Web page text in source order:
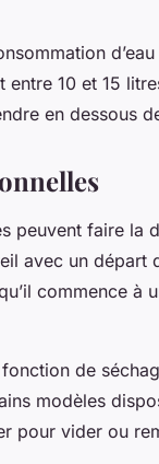
10 et 15
en dessous
peuvent faire la
avec un départ
commence à
de
modèles
pour vider ou